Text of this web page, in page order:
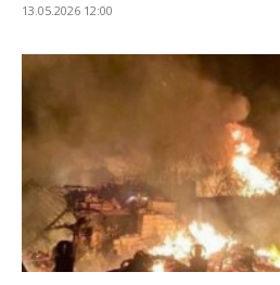
13.05.2026 12:00